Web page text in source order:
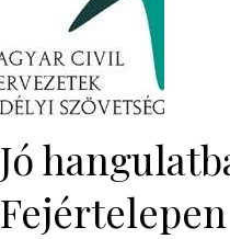
Jó
Fejértelepen